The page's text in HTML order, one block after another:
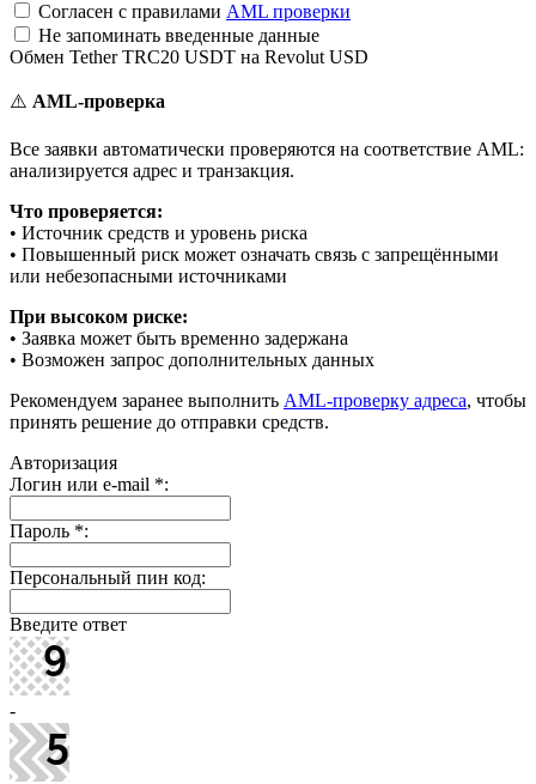
Согласен с правилами AML проверки
Не запоминать введенные данные
Обмен Tether TRC20 USDT на Revolut USD
⚠️ AML-проверка
Все заявки автоматически проверяются на соответствие AML:
анализируется адрес и транзакция.
Что проверяется:
• Источник средств и уровень риска
• Повышенный риск может означать связь с запрещёнными
или небезопасными источниками
При высоком риске:
• Заявка может быть временно задержана
• Возможен запрос дополнительных данных
Рекомендуем заранее выполнить AML-проверку адреса, чтобы
принять решение до отправки средств.
Авторизация
Логин или e-mail *:
Пароль *:
Персональный пин код:
Введите ответ
-